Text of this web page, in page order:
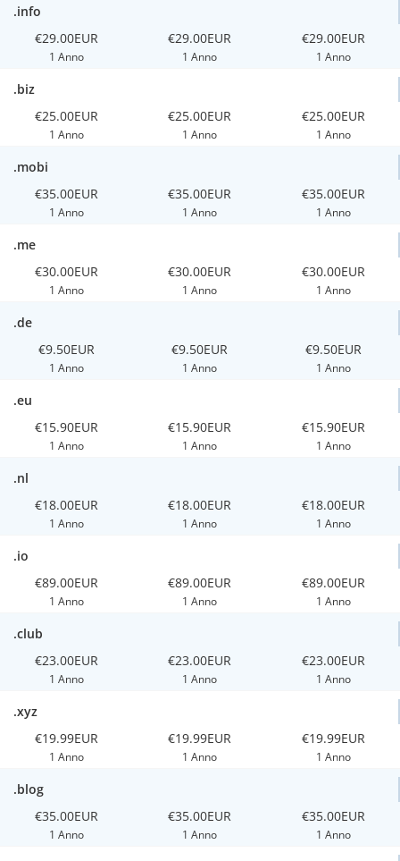
.info
€29.00EUR
1 Anno
€29.00EUR
1 Anno
€29.00EUR
1 Anno
.biz
€25.00EUR
1 Anno
€25.00EUR
1 Anno
€25.00EUR
1 Anno
.mobi
€35.00EUR
1 Anno
€35.00EUR
1 Anno
€35.00EUR
1 Anno
.me
€30.00EUR
1 Anno
€30.00EUR
1 Anno
€30.00EUR
1 Anno
.de
€9.50EUR
1 Anno
€9.50EUR
1 Anno
€9.50EUR
1 Anno
.eu
€15.90EUR
1 Anno
€15.90EUR
1 Anno
€15.90EUR
1 Anno
.nl
€18.00EUR
1 Anno
€18.00EUR
1 Anno
€18.00EUR
1 Anno
.io
€89.00EUR
1 Anno
€89.00EUR
1 Anno
€89.00EUR
1 Anno
.club
€23.00EUR
1 Anno
€23.00EUR
1 Anno
€23.00EUR
1 Anno
.xyz
€19.99EUR
1 Anno
€19.99EUR
1 Anno
€19.99EUR
1 Anno
.blog
€35.00EUR
1 Anno
€35.00EUR
1 Anno
€35.00EUR
1 Anno